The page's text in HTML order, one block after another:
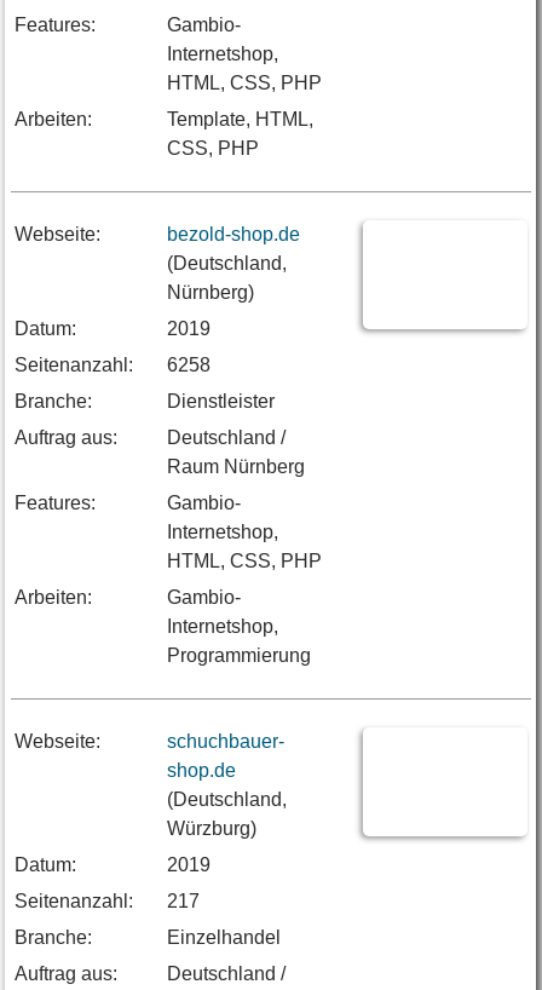
Features:
Gambio-
Internetshop,
HTML, CSS, PHP
Arbeiten:
Template, HTML,
CSS, PHP
Webseite:
bezold-shop.de
(Deutschland,
Nürnberg)
Datum:
2019
Seitenanzahl:
6258
Branche:
Dienstleister
Auftrag aus:
Deutschland /
Raum Nürnberg
Features:
Gambio-
Internetshop,
HTML, CSS, PHP
Arbeiten:
Gambio-
Internetshop,
Programmierung
Webseite:
schuchbauer-
shop.de
(Deutschland,
Würzburg)
Datum:
2019
Seitenanzahl:
217
Branche:
Einzelhandel
Auftrag aus:
Deutschland /